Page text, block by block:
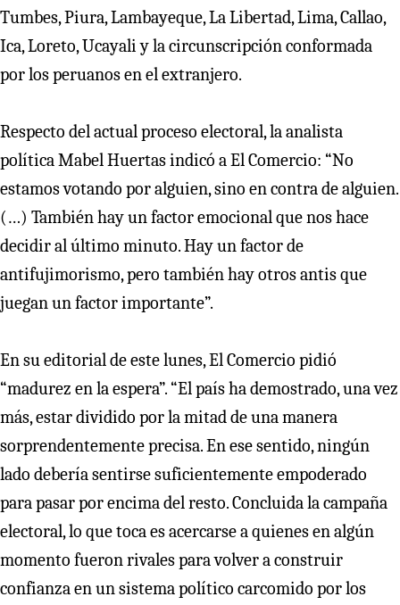
Tumbes, Piura, Lambayeque, La Libertad, Lima, Callao,
Ica, Loreto, Ucayali y la circunscripción conformada
por los peruanos en el extranjero.
Respecto del actual proceso electoral, la analista
política Mabel Huertas indicó a El Comercio: “No
estamos votando por alguien, sino en contra de alguien.
(…) También hay un factor emocional que nos hace
decidir al último minuto. Hay un factor de
antifujimorismo, pero también hay otros antis que
juegan un factor importante”.
En su editorial de este lunes, El Comercio pidió
“madurez en la espera”. “El país ha demostrado, una vez
más, estar dividido por la mitad de una manera
sorprendentemente precisa. En ese sentido, ningún
lado debería sentirse suficientemente empoderado
para pasar por encima del resto. Concluida la campaña
electoral, lo que toca es acercarse a quienes en algún
momento fueron rivales para volver a construir
confianza en un sistema político carcomido por los